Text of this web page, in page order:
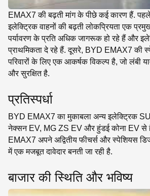
EMAX7 की बढ़ती मांग के पीछे कई कारण हैं.
इलेक्ट्रिक वाहनों की बढ़ती लोकप्रियता एक
पर्यावरण के प्रति अधिक जागरूक हो रहे हैं और
प्राथमिकता दे रहे हैं. दूसरे, BYD EMAX7 की
परिवारों के लिए एक आकर्षक विकल्प है, जो लंबी
और सुरक्षित है.
प्रतिस्पर्धा
BYD EMAX7 का मुकाबला अन्य इलेक्ट्रिक
नेक्सन EV, MG ZS EV और हुंडई कोना EV से
EMAX7 अपने अद्वितीय फीचर्स और स्पेशियस
में एक मजबूत दावेदार बनती जा रही है.
बाजार की स्थिति और भविष्य